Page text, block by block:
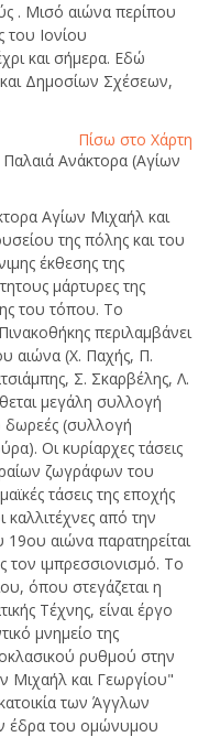
. Μισό αιώνα περίπου
του Ιονίου
και σήμερα. Εδώ
Δημοσίων Σχέσεων,
Πίσω στο Χάρτη
Παλαιά Ανάκτορα (Αγίων
Αγίων Μιχαήλ και
της πόλης και του
έκθεσης της
μάρτυρες της
του τόπου. Το
περιλαμβάνει
αιώνα (Χ. Παχής, Π.
Σ. Σκαρβέλης, Λ.
μεγάλη συλλογή
δωρεές (συλλογή
Οι κυρίαρχες τάσεις
ζωγράφων του
τάσεις της εποχής
καλλιτέχνες από την
19ου αιώνα παρατηρείται
ιμπρεσσιονισμό. Το
όπου στεγάζεται η
Τέχνης, είναι έργο
μνημείο της
ρυθμού στην
Μιχαήλ και Γεωργίου"
των Άγγλων
έδρα του ομώνυμου